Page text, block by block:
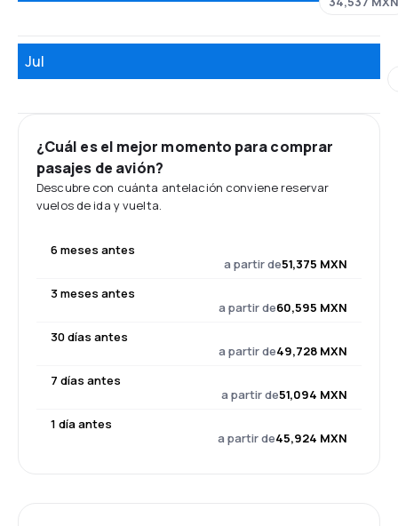
Jul
¿Cuál es el mejor momento para comprar
pasajes de avión?
Descubre con cuánta antelación conviene reservar
vuelos de ida y vuelta.
6 meses antes
a partir de51,375 MXN
3 meses antes
a partir de60,595 MXN
30 días antes
a partir de49,728 MXN
7 días antes
a partir de51,094 MXN
1 día antes
a partir de45,924 MXN